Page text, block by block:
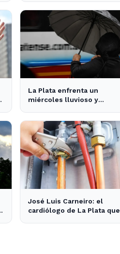
La Plata enfrenta un
miércoles lluvioso y
libre
José Luis Carneiro: el
cardiólogo de La Plata que